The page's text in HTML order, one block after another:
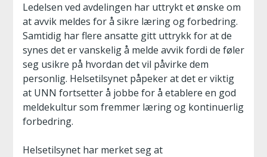
Ledelsen ved avdelingen har uttrykt et ønske om
at avvik meldes for å sikre læring og forbedring.
Samtidig har flere ansatte gitt uttrykk for at de
synes det er vanskelig å melde avvik fordi de føler
seg usikre på hvordan det vil påvirke dem
personlig. Helsetilsynet påpeker at det er viktig
at UNN fortsetter å jobbe for å etablere en god
meldekultur som fremmer læring og kontinuerlig
forbedring.
Helsetilsynet har merket seg at